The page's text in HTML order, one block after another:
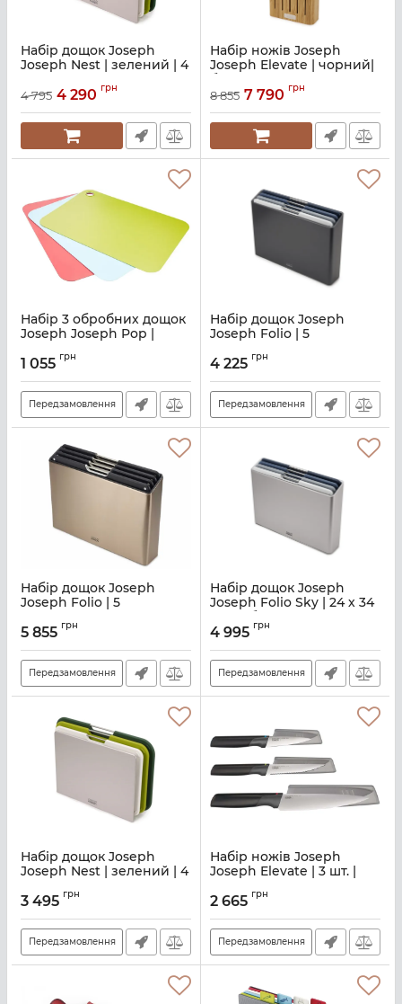
Набір дощок Joseph
Joseph Nest | зелений | 4
Артикул: M01000734
4 795 4 290 грн
Набір ножів Joseph
Joseph Elevate | чорний|
бежевий | 6 шт. (10300)
Артикул:M01000754
8 855 7 790 грн
Набір 3 обробних дощок
Joseph Joseph Pop |
Артикул:
1 055 грн
Передзамовлення
Набір дощок Joseph
Joseph Folio | 5
Артикул:
4 225 грн
Передзамовлення
Набір дощок Joseph
Joseph Folio | 5
Артикул:
5 855 грн
Передзамовлення
Набір дощок Joseph
Joseph Folio Sky | 24 х 34
| сіро-блакитний (60193)
Артикул: M01000929
4 995 грн
Передзамовлення
Набір дощок Joseph
Joseph Nest | зелений | 4
Артикул:
3 495 грн
Передзамовлення
Набір ножів Joseph
Joseph Elevate | 3 шт. |
Артикул:
2 665 грн
Передзамовлення